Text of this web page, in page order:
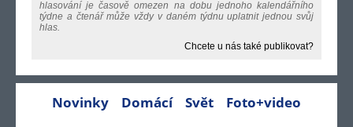
hlasování je časově omezen na dobu jednoho kalendářního
týdne a čtenář může vždy v daném týdnu uplatnit jednou svůj
hlas.
Chcete u nás také publikovat?
Novinky Domácí Svět Foto+video